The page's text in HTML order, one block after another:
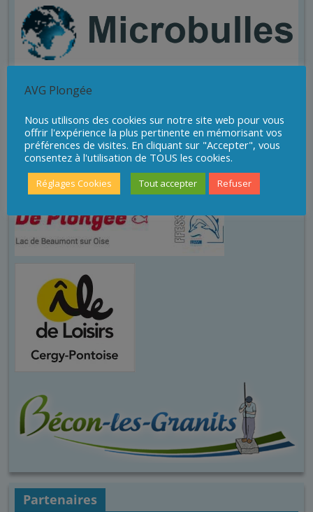
Sites de plongée
Partenaires
AVG Plongée
Nous utilisons des cookies sur notre site web pour vous
offrir l'expérience la plus pertinente en mémorisant vos
préférences de visites. En cliquant sur "Accepter", vous
consentez à l'utilisation de TOUS les cookies.
Réglages Cookies Tout accepter Refuser